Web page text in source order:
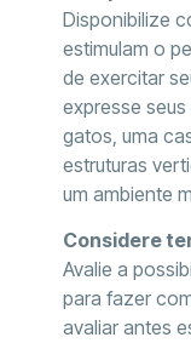
Disponibilize
estimulam o
de exercitar
expresse
gatos, uma
estruturas
um ambiente
Considere
Avalie a
para fazer
avaliar antes